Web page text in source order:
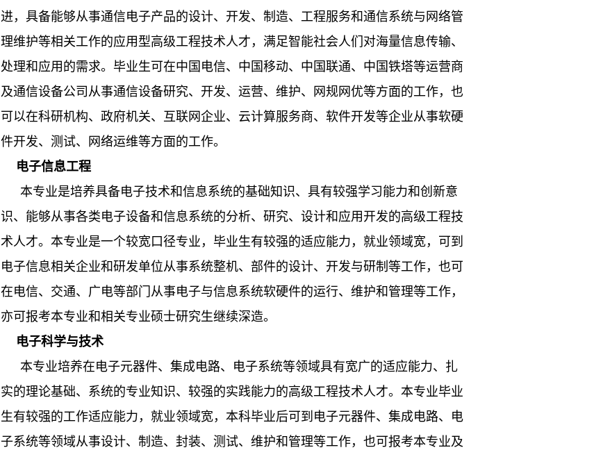
进，具备能够从事通信电子产品的设计、开发、制造、工程服务和通信系统与网络管
理维护等相关工作的应用型高级工程技术人才，满足智能社会人们对海量信息传输、
处理和应用的需求。毕业生可在中国电信、中国移动、中国联通、中国铁塔等运营商
及通信设备公司从事通信设备研究、开发、运营、维护、网规网优等方面的工作，也
可以在科研机构、政府机关、互联网企业、云计算服务商、软件开发等企业从事软硬
件开发、测试、网络运维等方面的工作。
电子信息工程
本专业是培养具备电子技术和信息系统的基础知识、具有较强学习能力和创新意
识、能够从事各类电子设备和信息系统的分析、研究、设计和应用开发的高级工程技
术人才。本专业是一个较宽口径专业，毕业生有较强的适应能力，就业领域宽，可到
电子信息相关企业和研发单位从事系统整机、部件的设计、开发与研制等工作，也可
在电信、交通、广电等部门从事电子与信息系统软硬件的运行、维护和管理等工作，
亦可报考本专业和相关专业硕士研究生继续深造。
电子科学与技术
本专业培养在电子元器件、集成电路、电子系统等领域具有宽广的适应能力、扎
实的理论基础、系统的专业知识、较强的实践能力的高级工程技术人才。本专业毕业
生有较强的工作适应能力，就业领域宽，本科毕业后可到电子元器件、集成电路、电
子系统等领域从事设计、制造、封装、测试、维护和管理等工作，也可报考本专业及